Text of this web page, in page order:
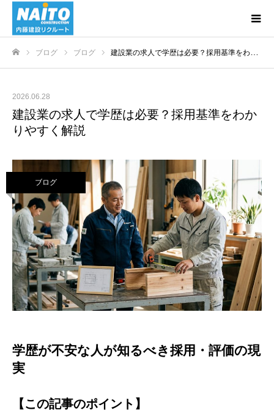
ブログ ブログ 建設業の求人で学歴は必要？採用基準をわかりやすく解説
2026.06.28
建設業の求人で学歴は必要？採用基準をわか
りやすく解説
ブログ
学歴が不安な人が知るべき採用・評価の現
実
【この記事のポイント】